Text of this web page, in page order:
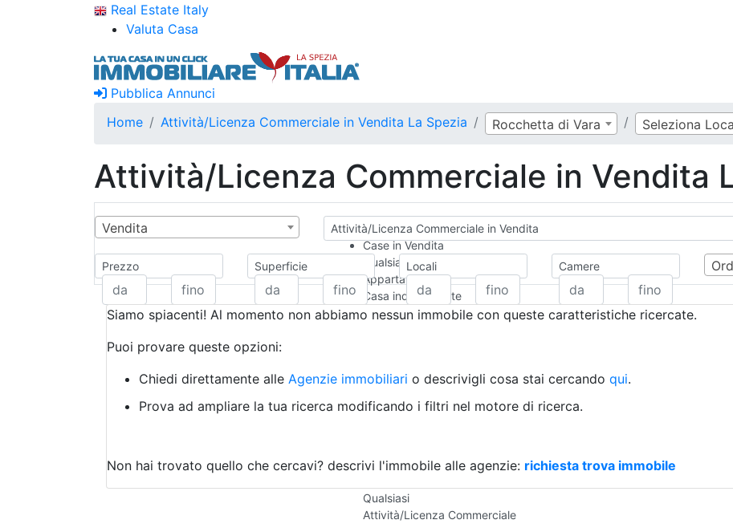
Real Estate Italy
Valuta Casa
Pubblica Annunci
Home
Attività/Licenza Commerciale in Vendita La Spezia Rocchetta di Vara Seleziona
Attività/Licenza Commerciale in Vendita
Vendita
Attività/Licenza Commerciale in Vendita
Case in Vendita
Qualsiasi
Appartamento
Casa indipendente
Casa Semi-indipendente
Rustico/Casale
Camera d'Albergo
Box/Garage
Qualsiasi
Attività/Licenza Commerciale
Prezzo Superficie Locali Camere
Siamo spiacenti! Al momento non abbiamo nessun immobile con queste caratteristiche ricercate.
Puoi provare queste opzioni:
Chiedi direttamente alle Agenzie immobiliari o descrivigli cosa stai cercando qui.
Prova ad ampliare la tua ricerca modificando i filtri nel motore di ricerca.
Non hai trovato quello che cercavi? descrivi l'immobile alle agenzie: richiesta trova immobile